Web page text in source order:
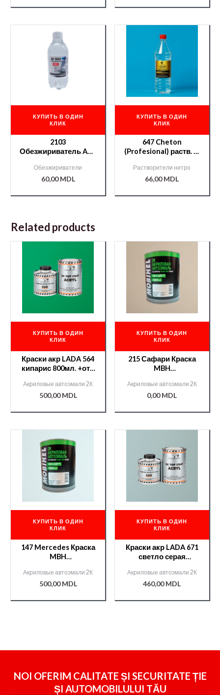
КУПИТЬ В ОДИН
КЛИК
2103
Обезжириватель APP
Обезжириватели
60,00MDL
КУПИТЬ В ОДИН
КЛИК
647 Cheton
(Profesional) раств. —
Растворители нитро
66,00MDL
Related products
КУПИТЬ В ОДИН
КЛИК
Краски акр LADA 564
кипарис 800мл. +отв
Chameleon/51269/
Акриловые автоэмали 2К
500,00MDL
КУПИТЬ В ОДИН
КЛИК
215 Сафари Краска
MBH
0,375л./000000373/
Акриловые автоэмали 2К
0,00MDL
КУПИТЬ В ОДИН
КЛИК
147 Mercedes Краска
MBH
0,375л./000000275/
Акриловые автоэмали 2К
500,00MDL
КУПИТЬ В ОДИН
КЛИК
Краски акр LADA 671
светло серая
400мл./12600/
Chameleon/51273/
Акриловые автоэмали 2К
460,00MDL
NOI OFERIM CALITATE ȘI SECURITATE ȚIE
ȘI AUTOMOBILULUI TĂU